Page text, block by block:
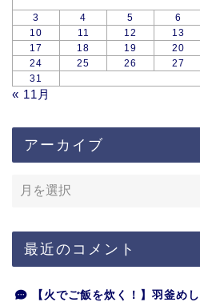
3
4 5 6
10
11 12 13
17
18 19 20
24
25 26 27
31
« 11月
アーカイブ
最近のコメント
【火でご飯を炊く！】羽釜め